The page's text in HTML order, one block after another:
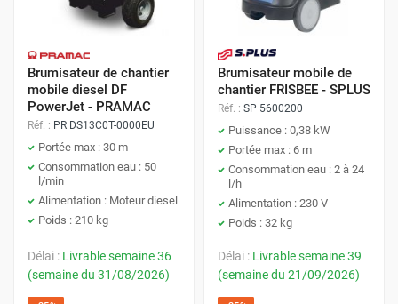
Brumisateur de chantier
mobile diesel DF
PowerJet - PRAMAC
Réf. : PR DS13C0T-0000EU
Portée max : 30 m
Consommation eau : 50
l/min
Alimentation : Moteur diesel
Poids : 210 kg
Délai : Livrable semaine 36
(semaine du 31/08/2026)
Brumisateur mobile de
chantier FRISBEE - SPLUS
Réf. : SP 5600200
Puissance : 0,38 kW
Portée max : 6 m
Consommation eau : 2 à 24
l/h
Alimentation : 230 V
Poids : 32 kg
Délai : Livrable semaine 39
(semaine du 21/09/2026)